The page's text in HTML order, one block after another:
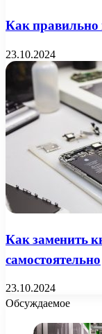
Как
23.10.2024
Как заменить
самостоятельно
23.10.2024
Обсуждаемое